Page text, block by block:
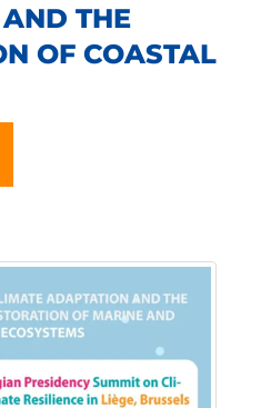
THE
OF COASTAL